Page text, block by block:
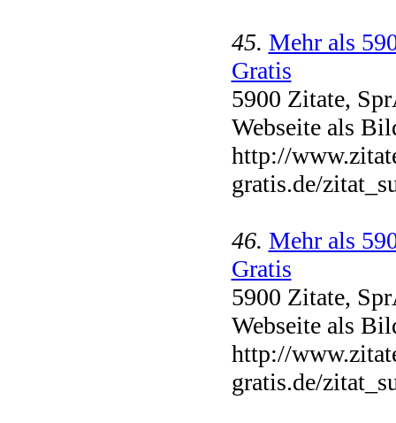
45. Mehr als
Gratis
5900 Zitate,
Webseite als
http://
gratis.de/
46. Mehr als
Gratis
5900 Zitate,
Webseite als
http://
gratis.de/